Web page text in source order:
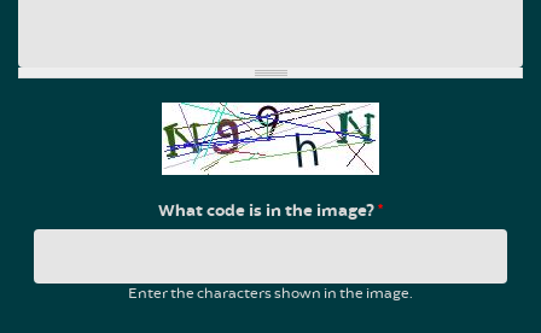
What code is in the image?*
Enter the characters shown in the image.